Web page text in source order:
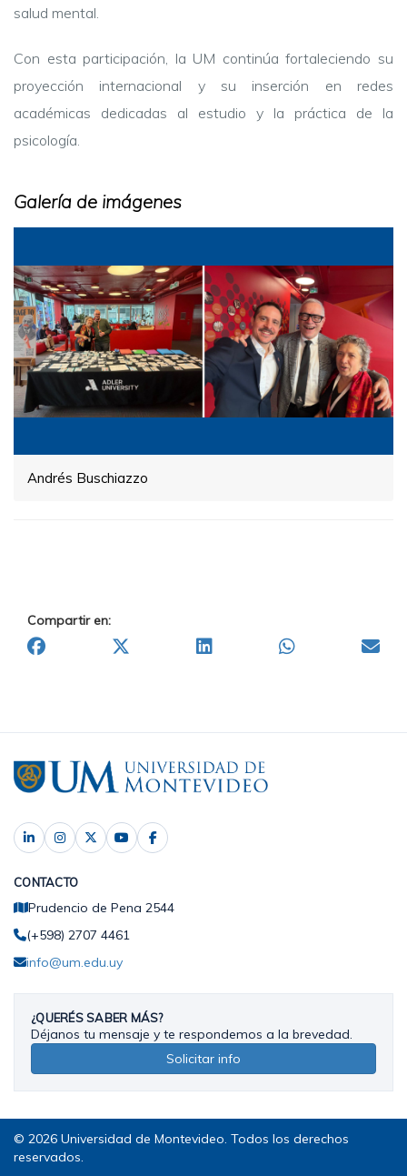
salud mental.
Con esta participación, la UM continúa fortaleciendo su
proyección internacional y su inserción en redes
académicas dedicadas al estudio y la práctica de la
psicología.
Galería de imágenes
Andrés Buschiazzo
Compartir en:
CONTACTO
Prudencio de Pena 2544
(+598) 2707 4461
info@um.edu.uy
¿QUERÉS SABER MÁS?
Déjanos tu mensaje y te respondemos a la brevedad.
Solicitar info
© 2026 Universidad de Montevideo. Todos los derechos
reservados.